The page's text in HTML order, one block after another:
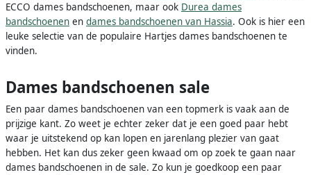
ECCO dames bandschoenen, maar ook Durea dames
bandschoenen en dames bandschoenen van Hassia. Ook is hier een
leuke selectie van de populaire Hartjes dames bandschoenen te
vinden.
Dames bandschoenen sale
Een paar dames bandschoenen van een topmerk is vaak aan de
prijzige kant. Zo weet je echter zeker dat je een goed paar hebt
waar je uitstekend op kan lopen en jarenlang plezier van gaat
hebben. Het kan dus zeker geen kwaad om op zoek te gaan naar
dames bandschoenen in de sale. Zo kun je goedkoop een paar